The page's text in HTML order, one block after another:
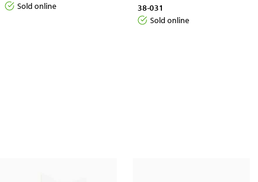
Sold online
38-031
Sold online